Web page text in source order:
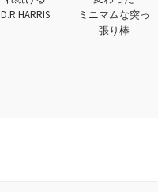
D.R.HARRIS
ミニマムな突っ
張り棒